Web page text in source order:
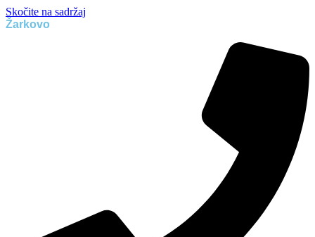
Skočite na sadržaj
Žarkovo